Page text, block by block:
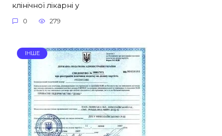
клінічної лікарні у
0 279
ІНШЕ